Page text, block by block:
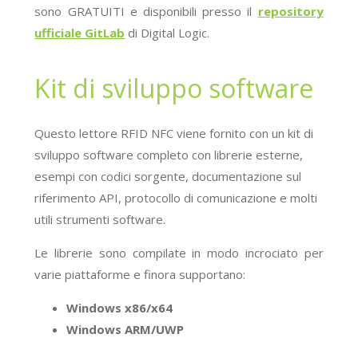
sono GRATUITI e disponibili presso il repository
ufficiale GitLab di Digital Logic.
Kit di sviluppo software
Questo lettore RFID NFC viene fornito con un kit di
sviluppo software completo con librerie esterne,
esempi con codici sorgente, documentazione sul
riferimento API, protocollo di comunicazione e molti
utili strumenti software.
Le librerie sono compilate in modo incrociato per
varie piattaforme e finora supportano:
Windows x86/x64
Windows ARM/UWP